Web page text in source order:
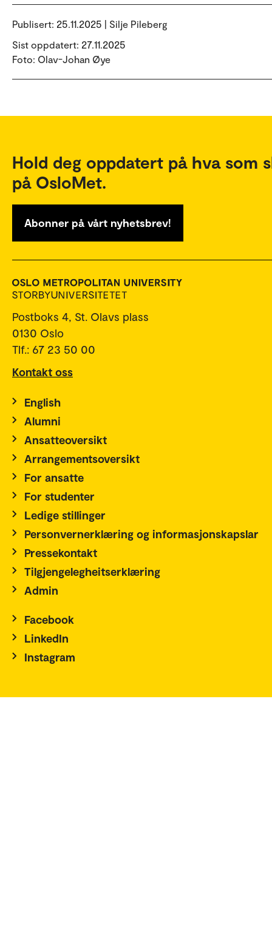
Publisert: 25.11.2025 | Silje Pileberg
Sist oppdatert: 27.11.2025
Foto: Olav-Johan Øye
Hold deg oppdatert på hva som
på OsloMet.
Abonner på vårt nyhetsbrev!
Postboks 4, St. Olavs plass
0130 Oslo
Tlf.: 67 23 50 00
Kontakt oss
English
Alumni
Ansatteoversikt
Arrangementsoversikt
For ansatte
For studenter
Ledige stillinger
Personvernerklæring og informasjonskapslar
Pressekontakt
Tilgjengelegheitserklæring
Admin
Facebook
LinkedIn
Instagram